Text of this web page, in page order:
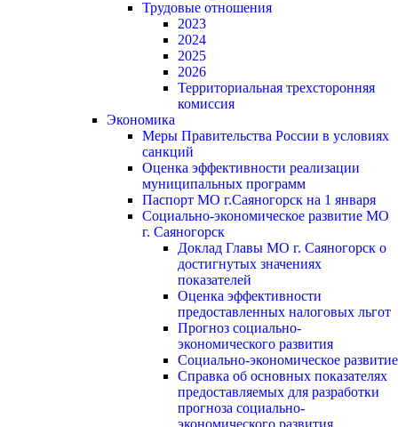
Трудовые отношения
2023
2024
2025
2026
Территориальная трехсторонняя
комиссия
Экономика
Меры Правительства России в условиях
санкций
Оценка эффективности реализации
муниципальных программ
Паспорт МО г.Саяногорск на 1 января
Социально-экономическое развитие МО
г. Саяногорск
Доклад Главы МО г. Саяногорск о
достигнутых значениях
показателей
Оценка эффективности
предоставленных налоговых льгот
Прогноз социально-
экономического развития
Социально-экономическое развитие
Справка об основных показателях
предоставляемых для разработки
прогноза социально-